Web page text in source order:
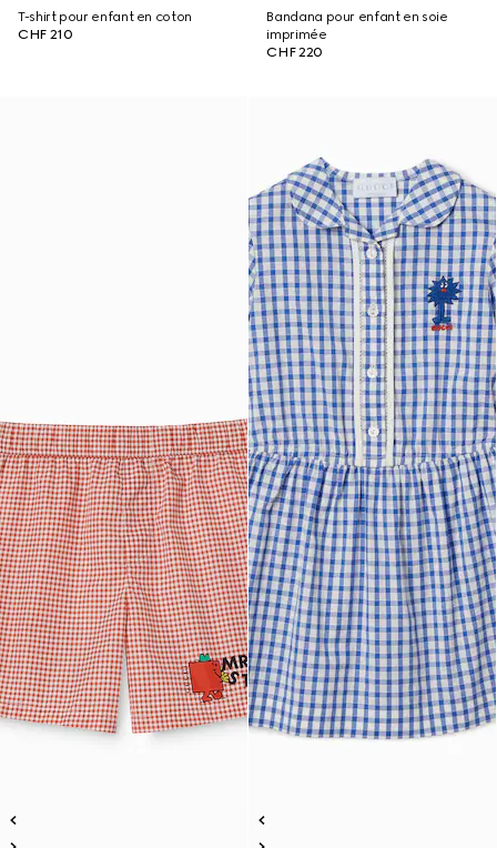
T-shirt pour enfant en coton
CHF 210
Bandana pour enfant en soie
imprimée
CHF 220